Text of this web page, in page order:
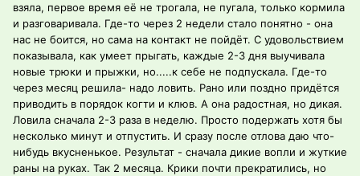
взяла, первое время её не трогала, не пугала, только кормила
и разговаривала. Где-то через 2 недели стало понятно - она
нас не боится, но сама на контакт не пойдёт. С удовольствием
показывала, как умеет прыгать, каждые 2-3 дня выучивала
новые трюки и прыжки, но.....к себе не подпускала. Где-то
через месяц решила- надо ловить. Рано или поздно придётся
приводить в порядок когти и клюв. А она радостная, но дикая.
Ловила сначала 2-3 раза в неделю. Просто подержать хотя бы
несколько минут и отпустить. И сразу после отлова даю что-
нибудь вкусненькое. Результат - сначала дикие вопли и жуткие
раны на руках. Так 2 месяца. Крики почти прекратились, но